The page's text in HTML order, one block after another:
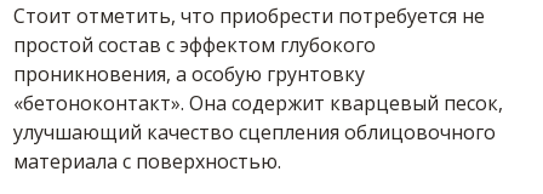
Стоит отметить, что приобрести потребуется не
простой состав с эффектом глубокого
проникновения, а особую грунтовку
«бетоноконтакт». Она содержит кварцевый песок,
улучшающий качество сцепления облицовочного
материала с поверхностью.